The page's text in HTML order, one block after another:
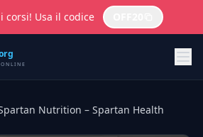
corsi! Usa il codice
Nutrition – Spartan Health